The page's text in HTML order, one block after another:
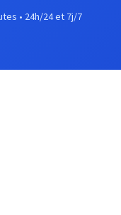
• 24h/24 et 7j/7